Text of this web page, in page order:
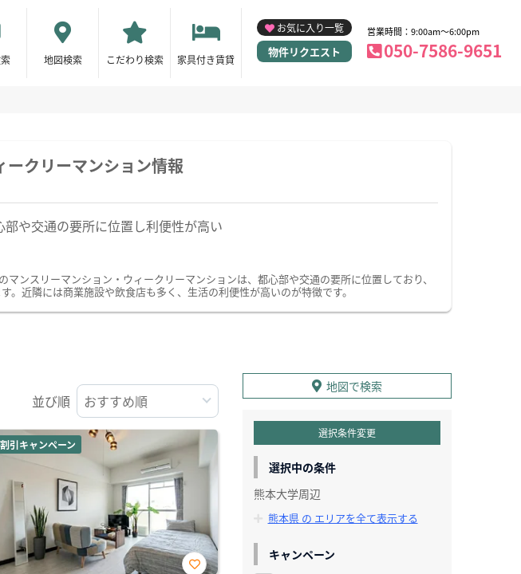
地図検索 こだわり検索 家具付き賃貸
お気に入り一覧
物件リクエスト
営業時間：9:00am～6:00pm
050-7586-9651
クリーマンション情報
部や交通の要所に位置し利便性が高い
ンスリーマンション・ウィークリーマンションは、都心部や交通の要所に位置しており、
近隣には商業施設や飲食店も多く、生活の利便性が高いのが特徴です。
並び順
割引キャンペーン
地図で検索
選択条件変更
選択中の条件
熊本大学周辺
熊本県 の エリアを全て表示する
キャンペーン